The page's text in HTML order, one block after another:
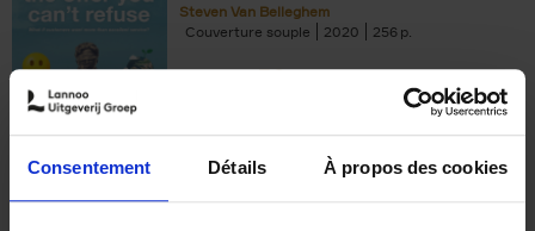
Consentement Détails À propos des cookies
Steven Van Belleghem
Couverture souple
2020 256
€37,50